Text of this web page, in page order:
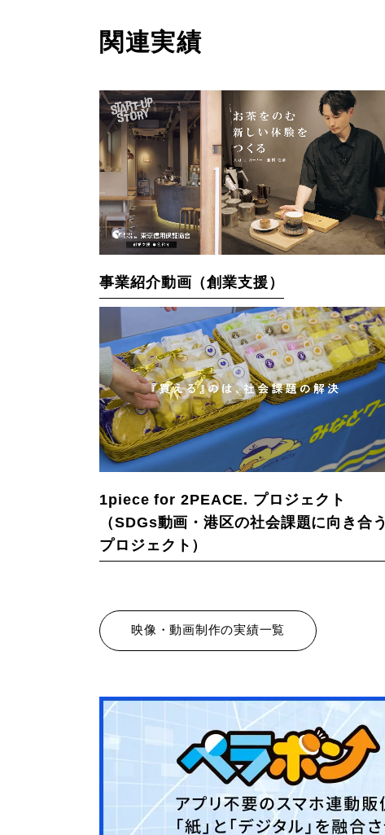
関連実績
事業紹介動画（創業支援）
1piece for 2PEACE. プロジェクト
（SDGs動画・港区の社会課題に向き合う
プロジェクト）
映像・動画制作の実績一覧